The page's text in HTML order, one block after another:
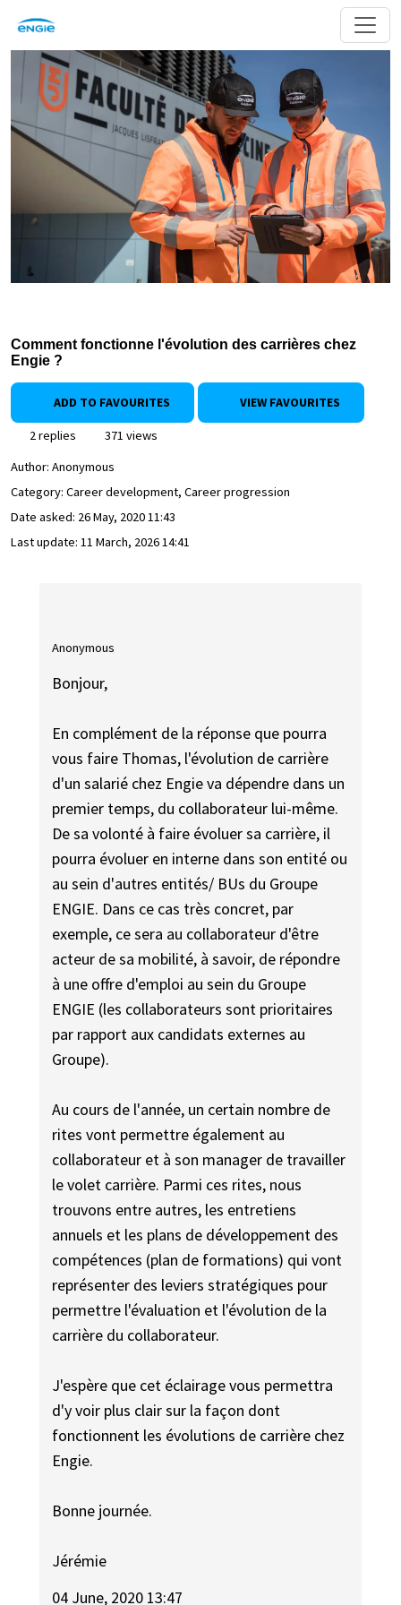
Comment fonctionne l'évolution des carrières chez
Engie ?
ADD TO FAVOURITES VIEW FAVOURITES
2 replies
371 views
Author: Anonymous
Category: Career development, Career progression
Date asked: 26 May, 2020 11:43
Last update: 11 March, 2026 14:41
Anonymous
Bonjour,
En complément de la réponse que pourra
vous faire Thomas, l'évolution de carrière
d'un salarié chez Engie va dépendre dans un
premier temps, du collaborateur lui-même.
De sa volonté à faire évoluer sa carrière, il
pourra évoluer en interne dans son entité ou
au sein d'autres entités/ BUs du Groupe
ENGIE. Dans ce cas très concret, par
exemple, ce sera au collaborateur d'être
acteur de sa mobilité, à savoir, de répondre
à une offre d'emploi au sein du Groupe
ENGIE (les collaborateurs sont prioritaires
par rapport aux candidats externes au
Groupe).
Au cours de l'année, un certain nombre de
rites vont permettre également au
collaborateur et à son manager de travailler
le volet carrière. Parmi ces rites, nous
trouvons entre autres, les entretiens
annuels et les plans de développement des
compétences (plan de formations) qui vont
représenter des leviers stratégiques pour
permettre l'évaluation et l'évolution de la
carrière du collaborateur.
J'espère que cet éclairage vous permettra
d'y voir plus clair sur la façon dont
fonctionnent les évolutions de carrière chez
Engie.
Bonne journée.
Jérémie
04 June, 2020 13:47